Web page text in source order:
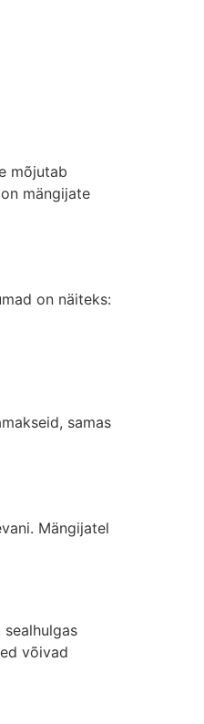
mõjutab
mängijate
on näiteks:
samas
Mängijatel
võivad